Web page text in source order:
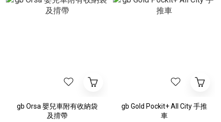
gb Orsa 嬰兒車附有收納袋
及揹帶
gb Gold Pockit+ All City 手推
車